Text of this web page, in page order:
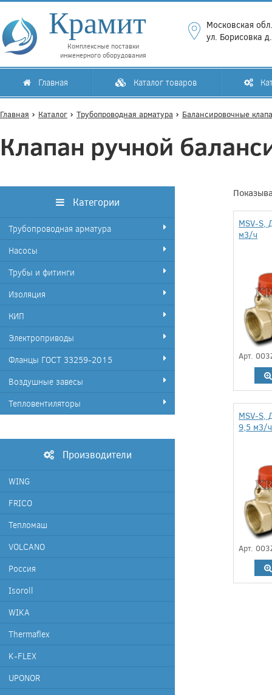
Крамит
Комплексные поставки
инженерного оборудования
Московская
ул. Борисовка
Главная Каталог товаров
Главная Каталог Трубопроводная арматура Балансировочные
Клапан ручной
Категории
Трубопроводная арматура
Насосы
Трубы и фитинги
Изоляция
КИП
Электроприводы
Фланцы ГОСТ 33259-2015
Воздушные завесы
Тепловентиляторы
Производители
WING
FRICO
Тепломаш
VOLCANO
Россия
Isoroll
WIKA
Thermaflex
K-FLEX
UPONOR
MSV-S,
м3/ч
Арт.
MSV-S,
9,5 м3/ч
Арт.